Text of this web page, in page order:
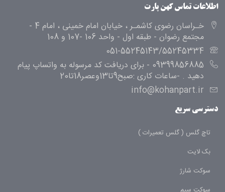
اطلاعات تماس کهن پارت
خـراسان رضوی کاشمـر ، خیابان امام خمینی ، امام 4 -
مجتمع رضوان - طبقه اول - واحد 106 -107 و 108
051-55245143/55245334
09399856885 - برای دریافت کد مرسوله به واتساپ پیام
دهید . -ساعات کاری :صبح9تا13وعصر18تا20
info@kohanpart.ir
دسترسی سریع
تاچ گلس ( گلس تعمیرات )
بک لایت
سوکت شارژ
سوکت سیم